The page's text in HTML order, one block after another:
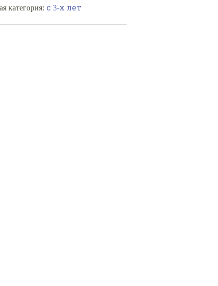
категория: с 3-х лет